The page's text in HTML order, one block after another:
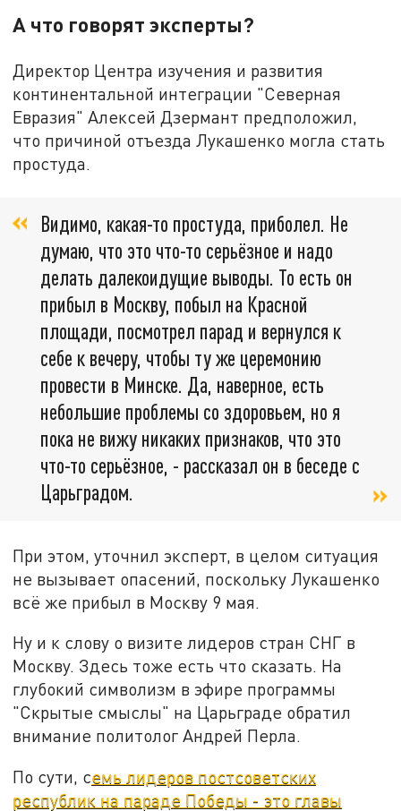
А что говорят эксперты?
Директор Центра изучения и развития
континентальной интеграции "Северная
Евразия" Алексей Дзермант предположил,
что причиной отъезда Лукашенко могла стать
простуда.
Видимо, какая-то простуда, приболел. Не
думаю, что это что-то серьёзное и надо
делать далекоидущие выводы. То есть он
прибыл в Москву, побыл на Красной
площади, посмотрел парад и вернулся к
себе к вечеру, чтобы ту же церемонию
провести в Минске. Да, наверное, есть
небольшие проблемы со здоровьем, но я
пока не вижу никаких признаков, что это
что-то серьёзное, - рассказал он в беседе с
Царьградом.
При этом, уточнил эксперт, в целом ситуация
не вызывает опасений, поскольку Лукашенко
всё же прибыл в Москву 9 мая.
Ну и к слову о визите лидеров стран СНГ в
Москву. Здесь тоже есть что сказать. На
глубокий символизм в эфире программы
"Скрытые смыслы" на Царьграде обратил
внимание политолог Андрей Перла.
По сути, семь лидеров постсоветских
республик на параде Победы - это главы